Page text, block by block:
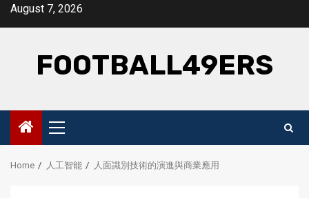
SkipAugust 7, 2026
FOOTBALL49ERS
Primary
Menu
Home 人工智能 人面識別技術的演進與商業應用